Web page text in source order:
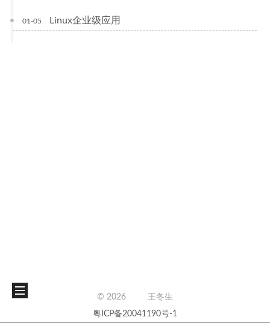
01-05 Linux企业级应用
©2026
王冬生
粤ICP备20041190号-1